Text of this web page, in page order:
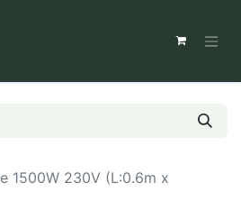
1500W 230V (L:0.6m x